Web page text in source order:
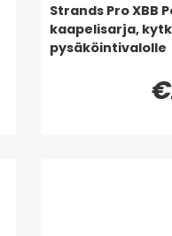
Strands Pro XBB
kaapelisarja,
pysäköintivalolle